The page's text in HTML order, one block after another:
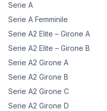
Serie A
Serie A Femminile
Serie A2 Elite – Girone A
Serie A2 Elite – Girone B
Serie A2 Girone A
Serie A2 Girone B
Serie A2 Girone C
Serie A2 Girone D